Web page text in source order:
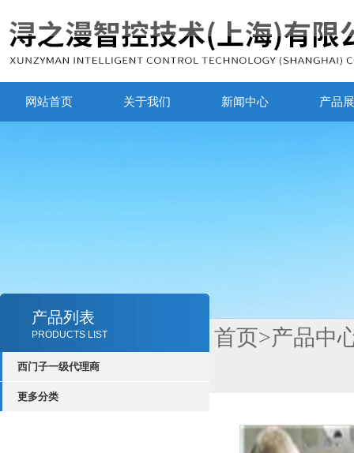
网站首页 关于我们 新闻中心 产品
产品列表
PRODUCTS LIST
西门子一级代理商
更多分类
首页>产品中